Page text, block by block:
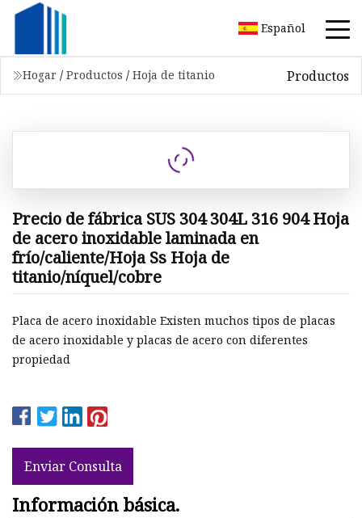
Español
Hogar / Productos / Hoja de titanio Productos
Precio de fábrica SUS 304 304L 316 904 Hoja
de acero inoxidable laminada en
frío/caliente/Hoja Ss Hoja de
titanio/níquel/cobre
Placa de acero inoxidable Existen muchos tipos de placas
de acero inoxidable y placas de acero con diferentes
propiedad
Enviar Consulta
Información básica.